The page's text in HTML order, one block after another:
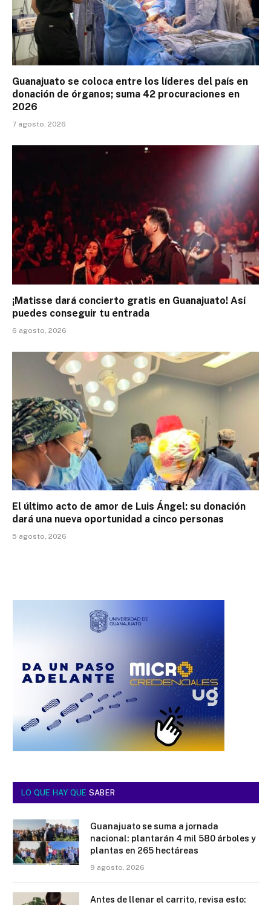
Guanajuato se coloca entre los líderes del país en
donación de órganos; suma 42 procuraciones en
2026
7 agosto, 2026
¡Matisse dará concierto gratis en Guanajuato! Así
puedes conseguir tu entrada
6 agosto, 2026
El último acto de amor de Luis Ángel: su donación
dará una nueva oportunidad a cinco personas
5 agosto, 2026
LO QUE HAY QUE SABER
Guanajuato se suma a jornada
nacional: plantarán 4 mil 580 árboles y
plantas en 265 hectáreas
9 agosto, 2026
Antes de llenar el carrito, revisa esto: